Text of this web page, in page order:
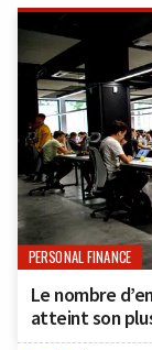
PERSONAL FINANCE
Le nombre
atteint son